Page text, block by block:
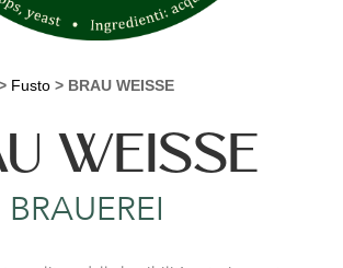
Fusto> BRAU WEISSE
WEISSE